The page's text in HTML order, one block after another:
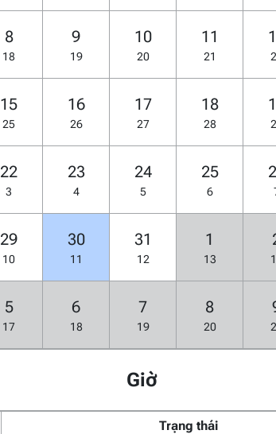
8
18
9
19
10
20
11
21
15
25
16
26
17
27
18
28
22
3
23
4
24
5
25
6
29
10
30
11
31
12
1
13
5
17
6
18
7
19
8
20
Giờ
Trạng thái